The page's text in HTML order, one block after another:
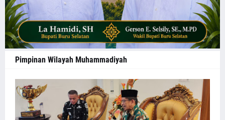
Pimpinan Wilayah Muhammadiyah